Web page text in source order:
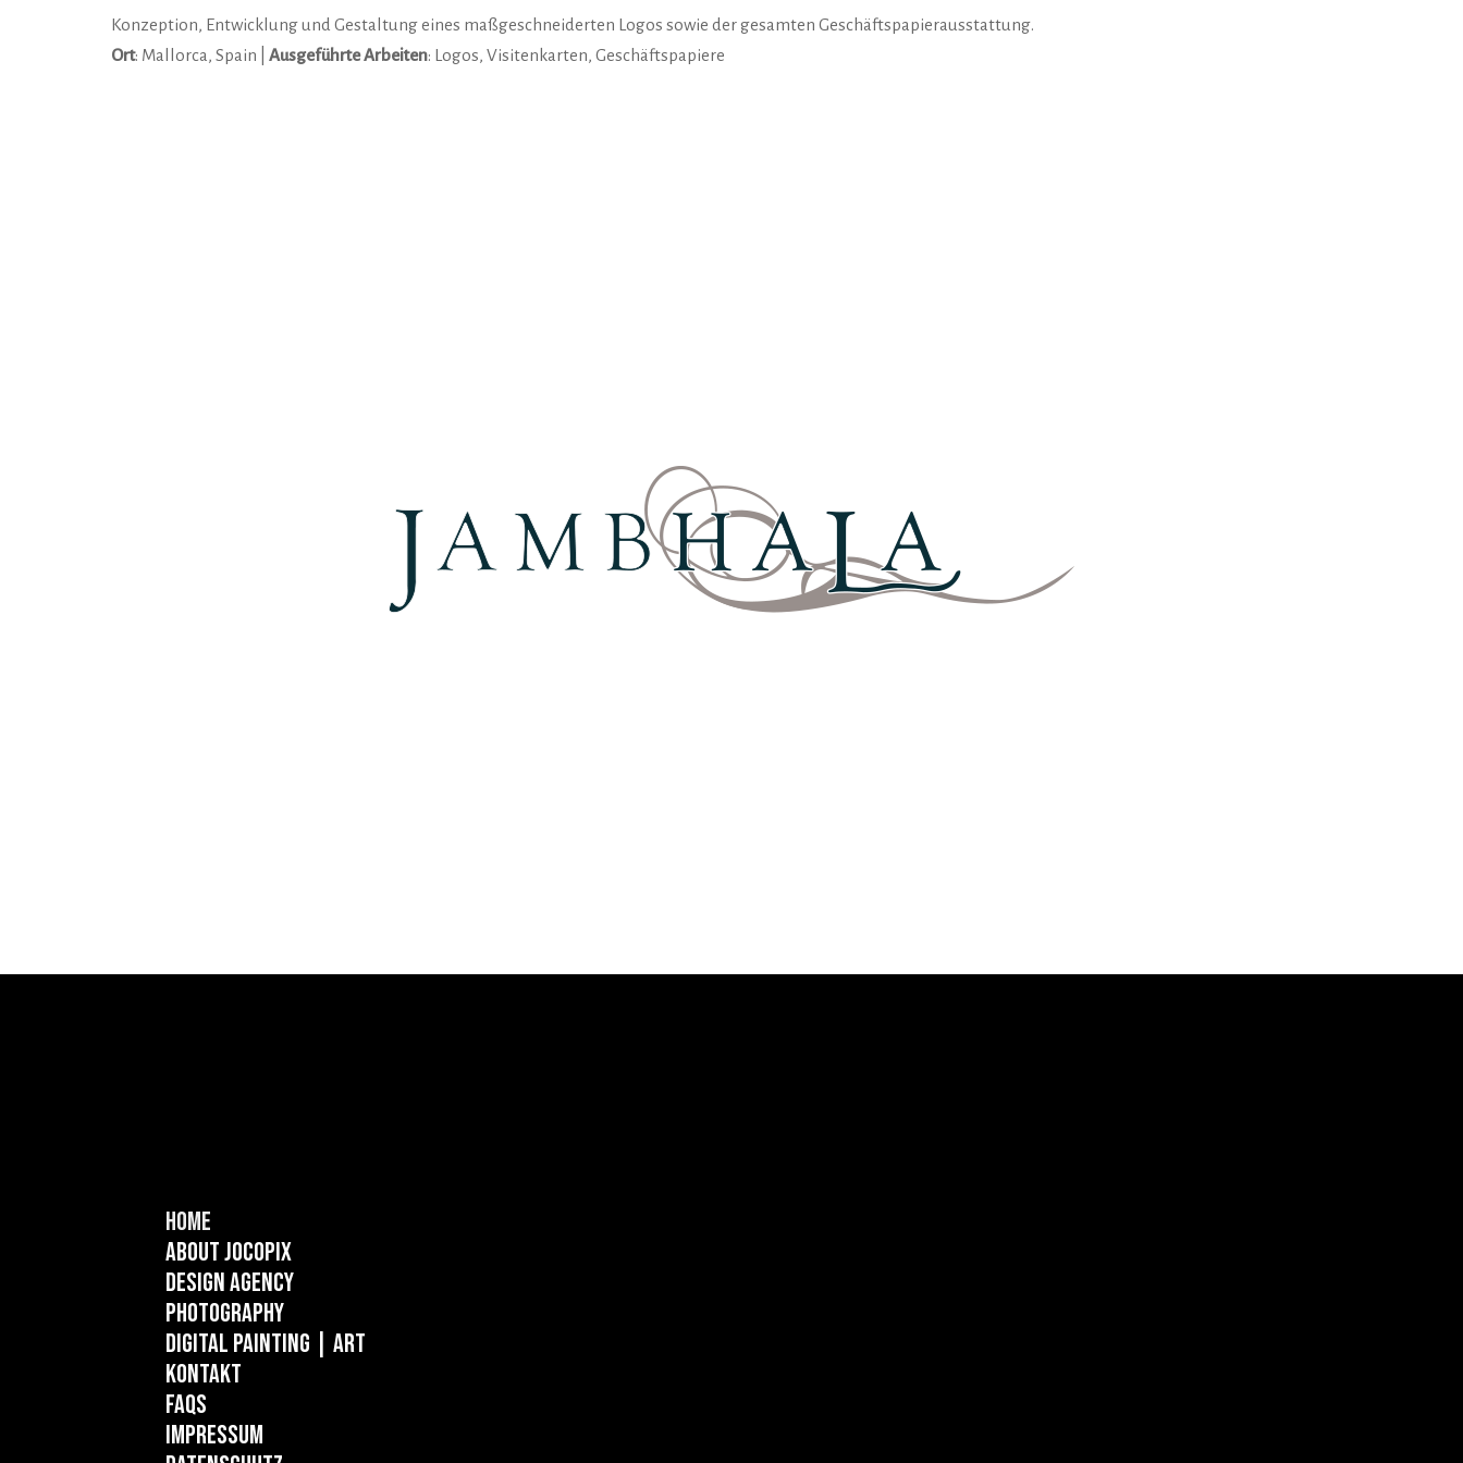
Konzeption, Entwicklung und Gestaltung eines maßgeschneiderten Logos sowie der gesamten Geschäftspapierausstattung.
Ort: Mallorca, Spain | Ausgeführte Arbeiten: Logos, Visitenkarten, Geschäftspapiere
Home
About Jocopix
Design Agency
Photography
Digital Painting | ART
Kontakt
FAQs
Impressum